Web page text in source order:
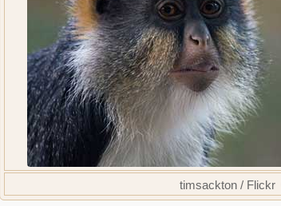
timsackton / Flickr